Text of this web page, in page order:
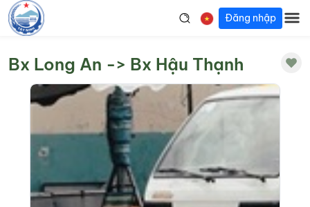
Đăng nhập
Bx Long An -> Bx Hậu Thạnh